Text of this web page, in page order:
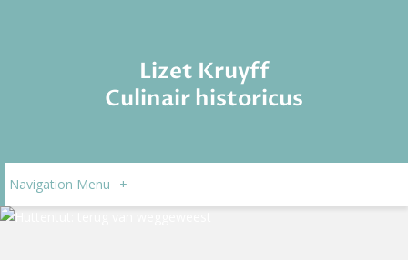
Lizet Kruyff
Culinair historicus
Navigation Menu +